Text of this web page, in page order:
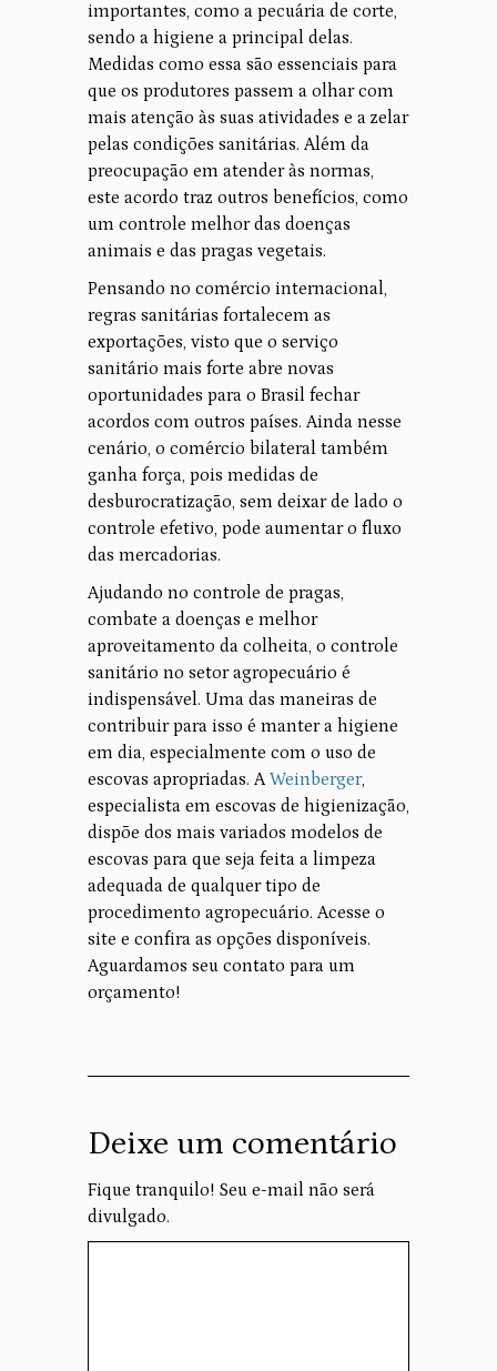
importantes, como a pecuária de corte,
sendo a higiene a principal delas.
Medidas como essa são essenciais para
que os produtores passem a olhar com
mais atenção às suas atividades e a zelar
pelas condições sanitárias. Além da
preocupação em atender às normas,
este acordo traz outros benefícios, como
um controle melhor das doenças
animais e das pragas vegetais.
Pensando no comércio internacional,
regras sanitárias fortalecem as
exportações, visto que o serviço
sanitário mais forte abre novas
oportunidades para o Brasil fechar
acordos com outros países. Ainda nesse
cenário, o comércio bilateral também
ganha força, pois medidas de
desburocratização, sem deixar de lado o
controle efetivo, pode aumentar o fluxo
das mercadorias.
Ajudando no controle de pragas,
combate a doenças e melhor
aproveitamento da colheita, o controle
sanitário no setor agropecuário é
indispensável. Uma das maneiras de
contribuir para isso é manter a higiene
em dia, especialmente com o uso de
escovas apropriadas. AWeinberger,
especialista em escovas de higienização,
dispõe dos mais variados modelos de
escovas para que seja feita a limpeza
adequada de qualquer tipo de
procedimento agropecuário. Acesse o
site e confira as opções disponíveis.
Aguardamos seu contato para um
orçamento!
Deixe um comentário
Fique tranquilo! Seu e-mail não será
divulgado.